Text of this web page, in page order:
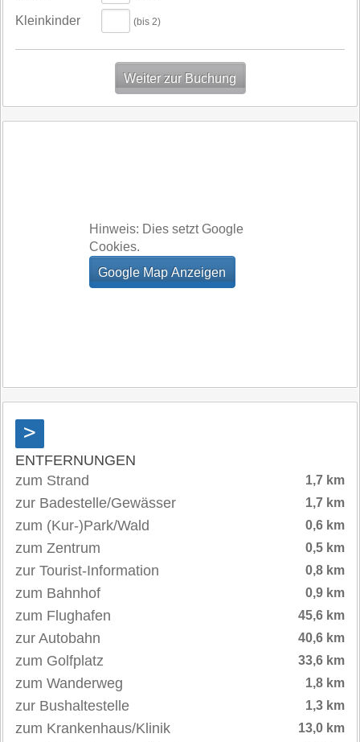
Kleinkinder (bis 2)
Hinweis: Dies setzt Google
Cookies.
>
ENTFERNUNGEN
zum Strand
1,7 km
zur Badestelle/Gewässer 1,7 km
zum (Kur-)Park/Wald 0,6 km
zum Zentrum 0,5 km
zur Tourist-Information 0,8 km
zum Bahnhof 0,9 km
zum Flughafen 45,6 km
zur Autobahn 40,6 km
zum Golfplatz 33,6 km
zum Wanderweg 1,8 km
zur Bushaltestelle 1,3 km
zum Krankenhaus/Klinik 13,0 km